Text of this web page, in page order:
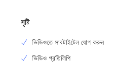
সৃষ্টি
ভিডিওতে সাবটাইটেল যোগ করুন
ভিডিও প্রতিলিপি